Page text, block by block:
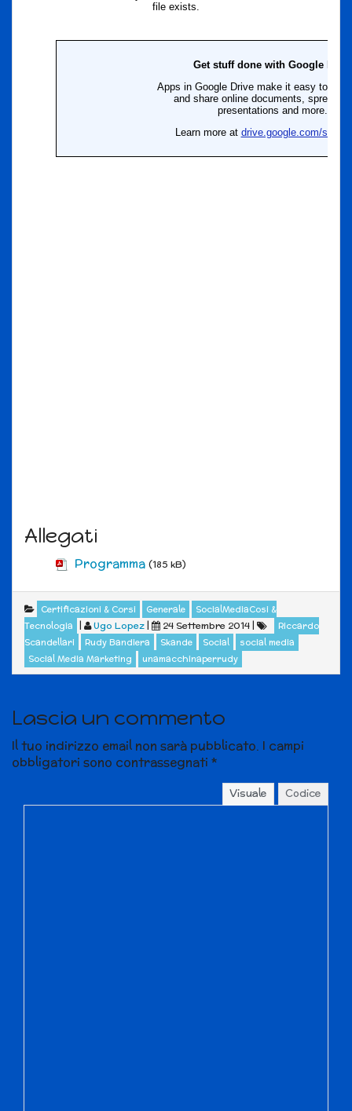
Allegati
Programma (185 kB)
Certificazioni & Corsi Generale
SocialMediaCosi &
Tecnologia
| Ugo Lopez | 24 Settembre 2014 |
Riccardo
Scandellari
Rudy Bandiera Skande Social
social media
Social Media Marketing
unamacchinaperrudy
Lascia un commento
Il tuo indirizzo email non sarà pubblicato. I campi
obbligatori sono contrassegnati *
Visuale Codice